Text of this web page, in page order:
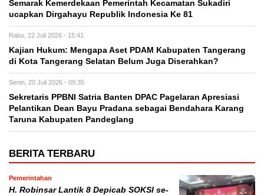
Semarak Kemerdekaan Pemerintah Kecamatan Sukadiri
ucapkan Dirgahayu Republik Indonesia Ke 81
Rabu, 22 Juli 2026 - 15:41
Kajian Hukum: Mengapa Aset PDAM Kabupaten Tangerang
di Kota Tangerang Selatan Belum Juga Diserahkan?
Senin, 20 Juli 2026 - 09:35
Sekretaris PPBNI Satria Banten DPAC Pagelaran Apresiasi
Pelantikan Dean Bayu Pradana sebagai Bendahara Karang
Taruna Kabupaten Pandeglang
BERITA TERBARU
Pemerintahan
H. Robinsar Lantik 8 Depicab SOKSI se-